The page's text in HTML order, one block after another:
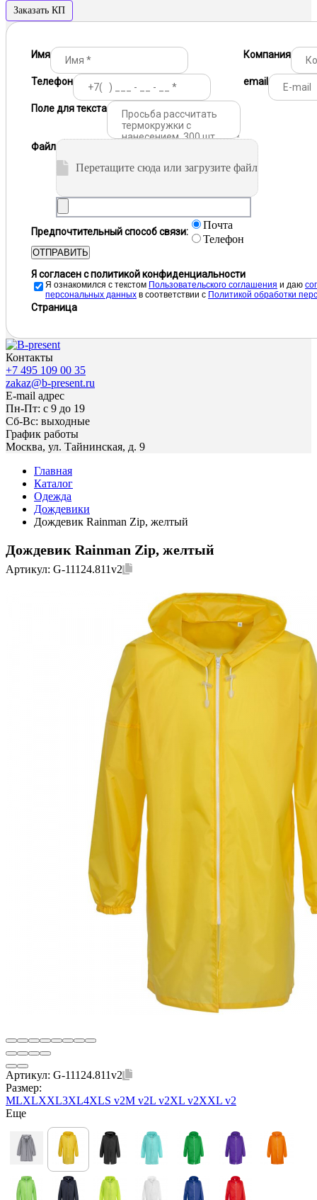
Заказать КП
Имя Компания
Телефон email
Поле для текста
Файл
Перетащите сюда или загрузите файл
Предпочтительный способ связи:
Почта
Телефон
ОТПРАВИТЬ
Я согласен с политикой конфиденциальности
Я ознакомился с текстом Пользовательского соглашения и даю
персональных данных в соответствии с Политикой обработки
Страница
Контакты
+7 495 109 00 35
zakaz@b-present.ru
E-mail адрес
Пн-Пт: с 9 до 19
Сб-Вс: выходные
График работы
Москва, ул. Тайнинская, д. 9
Главная
Каталог
Одежда
Дождевики
Дождевик Rainman Zip, желтый
Дождевик Rainman Zip, желтый
Артикул: G-11124.811v2
Артикул: G-11124.811v2
Размер:
MLXLXXL3XL4XLS v2M v2L v2XL v2XXL v2
Еще